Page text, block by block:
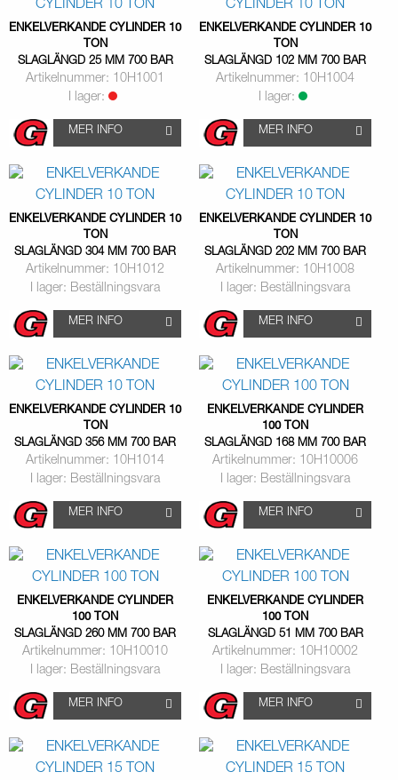
ENKELVERKANDE CYLINDER 10
TON
SLAGLÄNGD 25 MM 700 BAR
Artikelnummer: 10H1001
I lager:
MER INFO
ENKELVERKANDE CYLINDER 10
TON
SLAGLÄNGD 102 MM 700 BAR
Artikelnummer: 10H1004
I lager:
MER INFO
ENKELVERKANDE CYLINDER 10
TON
SLAGLÄNGD 304 MM 700 BAR
Artikelnummer: 10H1012
I lager: Beställningsvara
MER INFO
ENKELVERKANDE CYLINDER 10
TON
SLAGLÄNGD 202 MM 700 BAR
Artikelnummer: 10H1008
I lager: Beställningsvara
MER INFO
ENKELVERKANDE CYLINDER 10
TON
SLAGLÄNGD 356 MM 700 BAR
Artikelnummer: 10H1014
I lager: Beställningsvara
MER INFO
ENKELVERKANDE CYLINDER
100 TON
SLAGLÄNGD 168 MM 700 BAR
Artikelnummer: 10H10006
I lager: Beställningsvara
MER INFO
ENKELVERKANDE CYLINDER
100 TON
SLAGLÄNGD 260 MM 700 BAR
Artikelnummer: 10H10010
I lager: Beställningsvara
MER INFO
ENKELVERKANDE CYLINDER
100 TON
SLAGLÄNGD 51 MM 700 BAR
Artikelnummer: 10H10002
I lager: Beställningsvara
MER INFO